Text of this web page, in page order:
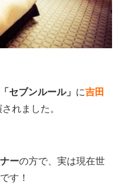
「セブンルール」 に吉田
れました。
ーの方で、実は現在世
す！